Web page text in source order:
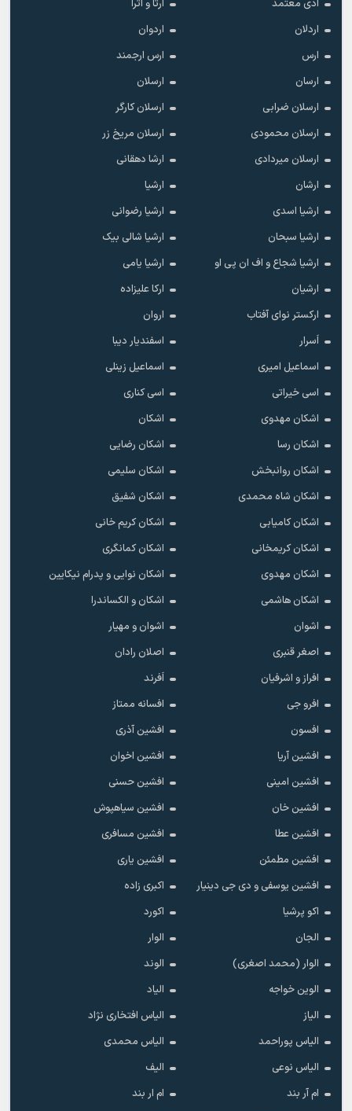
ادی معتمد
ارتا و اترا
اردلان
اردوان
ارس
ارس ارجمند
ارسان
ارسلان
ارسلان ضرابی
ارسلان کارگر
ارسلان محمودی
ارسلان مریخ زر
ارسلان میردادی
ارشا دهقانی
ارشان
ارشیا
ارشیا اسدی
ارشیا رضوانی
ارشیا سبحان
ارشیا شالی بیک
ارشیا شجاع و اف ان پی او
ارشیا یامی
ارشیان
ارکا علیزاده
ارکستر نوای آفتاب
اروان
اَسرار
اسفندیار دیبا
اسماعیل امیری
اسماعیل زینلی
اسی خیراتی
اسی کناری
اشکان مهدوى
اشکان
اشکان رسا
اشکان رضایی
اشکان روانبخش
اشکان سلیمی
اشکان شاه محمدی
اشکان شفیق
اشکان کامیابی
اشکان کریم خانی
اشکان کریمخانی
اشکان کمانگری
اشکان مهدوی
اشکان نوایی و پدرام نیکایین
اشکان هاشمی
اشکان و الکساندرا
اشوان
اشوان و مهیار
اصغر قنبری
اصلان رادان
افراز و اشرفیان
اَفرند
افرو جی
افسانه ممتاز
افسون
افشین آذری
افشین آریا
افشین اخوان
افشین امینی
افشین حسنی
افشین خان
افشین سیاهپوش
افشین عطا
افشین مسافری
افشین مطمئن
افشین یاری
افشین یوسفی و دی جی دینیار
اکبری زاده
اکو پرشیا
اکورد
الجان
الوار
الوار (محمد اصغری)
الوند
الوین خواجه
الیاد
الیاز
الیاس افتخاری نژاد
الیاس پوراحمد
الیاس محمدی
الیاس نوعی
الیف
ام آر بند
ام ار بند